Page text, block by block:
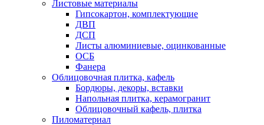
Листовые материалы
Гипсокартон, комплектующие
ДВП
ДСП
Листы алюминиевые, оцинкованные
ОСБ
Фанера
Облицовочная плитка, кафель
Бордюры, декоры, вставки
Напольная плитка, керамогранит
Облицовочный кафель, плитка
Пиломатериал